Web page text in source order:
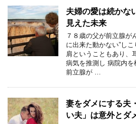
夫婦の愛は続かな
見えた未来
７８歳の父が前立腺が
に出来た動かない”しこ
肩ということもあり、
病気を推測し 病院内を
前立腺が …
妻をダメにする夫
い夫」は意外とダ